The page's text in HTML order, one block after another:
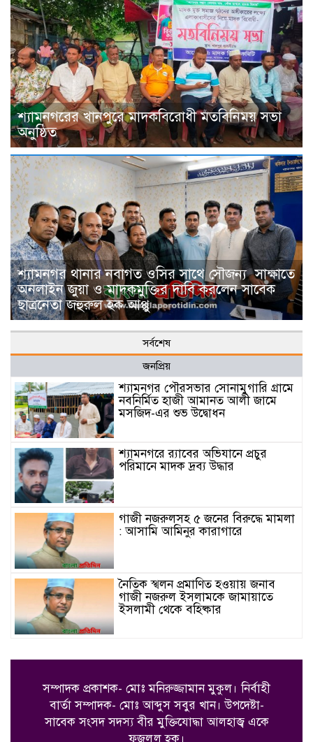
শ্যামনগরের খানপুরে মাদকবিরোধী মতবিনিময় সভা
অনুষ্ঠিত
শ্যামনগর থানার নবাগত ওসির সাথে সৌজন্য সাক্ষাতে
অনলাইন জুয়া ও মাদকমুক্তির দাবি করলেন সাবেক
ছাত্রনেতা জহুরুল হক আপ্পু
সর্বশেষ
জনপ্রিয়
শ্যামনগর পৌরসভার সোনামুগারি গ্রামে
নবনির্মিত হাজী আমানত আলী জামে
মসজিদ-এর শুভ উদ্বোধন
শ্যামনগরে র‍্যাবের অভিযানে প্রচুর
পরিমানে মাদক দ্রব্য উদ্ধার
গাজী নজরুলসহ ৫ জনের বিরুদ্ধে মামলা
: আসামি আমিনুর কারাগারে
নৈতিক স্খলন প্রমাণিত হওয়ায় জনাব
গাজী নজরুল ইসলামকে জামায়াতে
ইসলামী থেকে বহিষ্কার
আয়োজনে রবীন্দ্র-নজরুল জন্মজয়ন্তী
শ্যামনগরের খানপুরে মাদকবিরোধী
মতবিনিময় সভা অনুষ্ঠিত
সম্পাদক প্রকাশক- মোঃ মনিরুজ্জামান মুকুল। নির্বাহী
বার্তা সম্পাদক- মোঃ আব্দুস সবুর খান।উপদেষ্টা-
সাবেক সংসদ সদস্য বীর মুক্তিযোদ্ধা আলহাজ্ব একে
ফজলুল হক।